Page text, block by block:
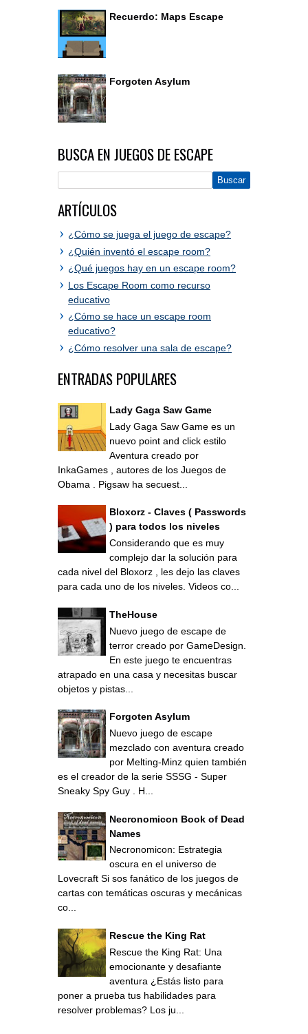
Recuerdo: Maps Escape
Forgoten Asylum
BUSCA EN JUEGOS DE ESCAPE
ARTÍCULOS
¿Cómo se juega el juego de escape?
¿Quién inventó el escape room?
¿Qué juegos hay en un escape room?
Los Escape Room como recurso
educativo
¿Cómo se hace un escape room
educativo?
¿Cómo resolver una sala de escape?
ENTRADAS POPULARES
Lady Gaga Saw Game
Lady Gaga Saw Game es un
nuevo point and click estilo
Aventura creado por
InkaGames , autores de los Juegos de
Obama . Pigsaw ha secuest...
Bloxorz - Claves ( Passwords
) para todos los niveles
Considerando que es muy
complejo dar la solución para
cada nivel del Bloxorz , les dejo las claves
para cada uno de los niveles. Videos co...
TheHouse
Nuevo juego de escape de
terror creado por GameDesign.
En este juego te encuentras
atrapado en una casa y necesitas buscar
objetos y pistas...
Forgoten Asylum
Nuevo juego de escape
mezclado con aventura creado
por Melting-Minz quien también
es el creador de la serie SSSG - Super
Sneaky Spy Guy . H...
Necronomicon Book of Dead
Names
Necronomicon: Estrategia
oscura en el universo de
Lovecraft Si sos fanático de los juegos de
cartas con temáticas oscuras y mecánicas
co...
Rescue the King Rat
Rescue the King Rat: Una
emocionante y desafiante
aventura ¿Estás listo para
poner a prueba tus habilidades para
resolver problemas? Los ju...